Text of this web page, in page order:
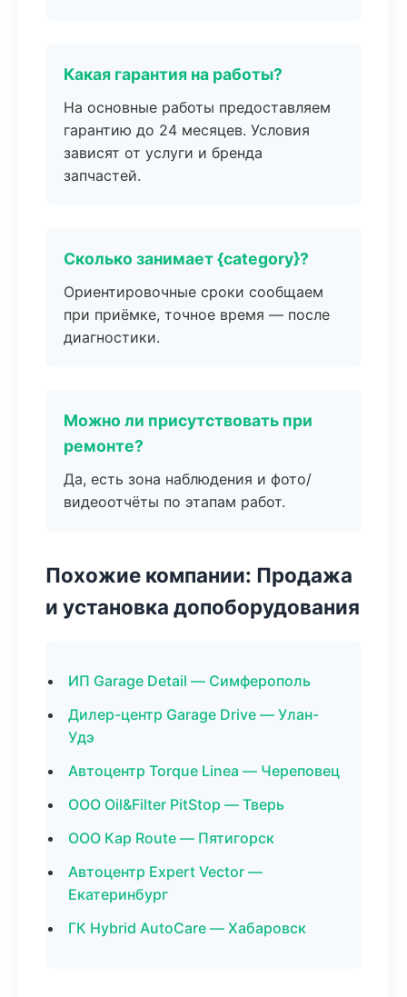
Какая гарантия на работы?
На основные работы предоставляем
гарантию до 24 месяцев. Условия
зависят от услуги и бренда
запчастей.
Сколько занимает {category}?
Ориентировочные сроки сообщаем
при приёмке, точное время — после
диагностики.
Можно ли присутствовать при
ремонте?
Да, есть зона наблюдения и фото/
видеоотчёты по этапам работ.
Похожие компании: Продажа
и установка допоборудования
ИП Garage Detail — Симферополь
Дилер-центр Garage Drive — Улан-
Удэ
Автоцентр Torque Linea — Череповец
ООО Oil&Filter PitStop — Тверь
ООО Кар Route — Пятигорск
Автоцентр Expert Vector —
Екатеринбург
ГК Hybrid AutoCare — Хабаровск